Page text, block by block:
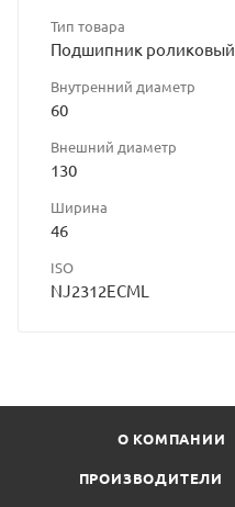
Тип товара
Подшипник роликовый
Внутренний диаметр
60
Внешний диаметр
130
Ширина
46
ISO
NJ2312ECML
О КОМПАНИИ
ПРОИЗВОДИТЕЛИ